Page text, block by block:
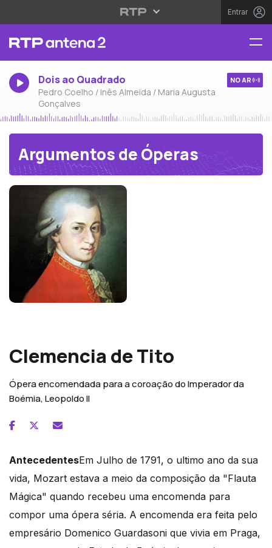
Entrar
Dois ao Quadrado
Pedro Coelho / Inês Almeida / Maria Augusta
Gonçalves
NO AR
Argumentos de Óperas
Clemencia de Tito
Ópera encomendada para a coroação do Imperador da
Boémia, Leopoldo II
AntecedentesEm Julho de 1791, o ultimo ano da sua
vida, Mozart estava a meio da composição da "Flauta
Mágica" quando recebeu uma encomenda para
compor uma ópera séria. A encomenda era feita pelo
empresário Domenico Guardasoni que vivia em Praga,